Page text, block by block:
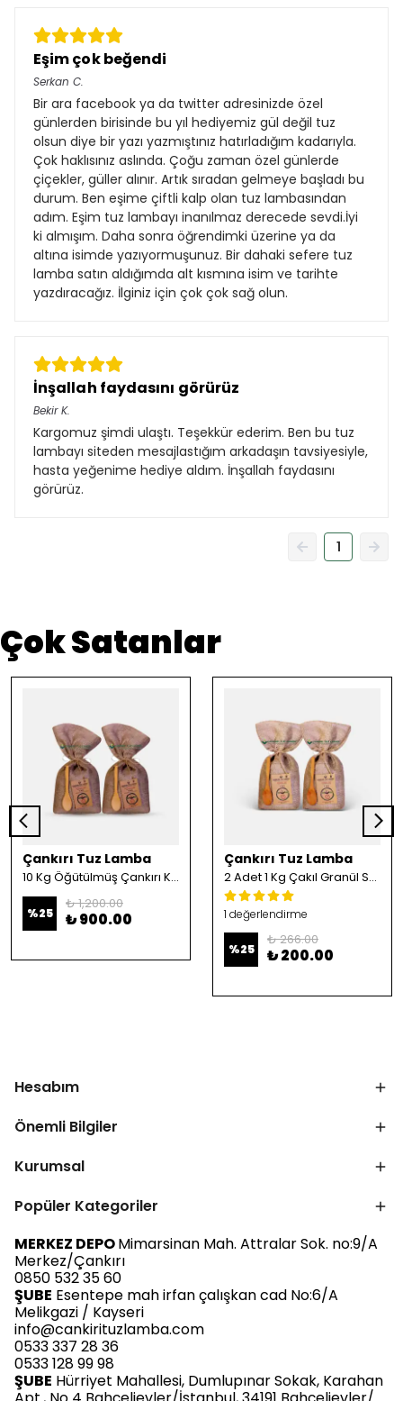
Eşim çok beğendi
Serkan C.
Bir ara facebook ya da twitter adresinizde özel
günlerden birisinde bu yıl hediyemiz gül değil tuz
olsun diye bir yazı yazmıştınız hatırladığım kadarıyla.
Çok haklısınız aslında. Çoğu zaman özel günlerde
çiçekler, güller alınır. Artık sıradan gelmeye başladı bu
durum. Ben eşime çiftli kalp olan tuz lambasından
adım. Eşim tuz lambayı inanılmaz derecede sevdi.İyi
ki almışım. Daha sonra öğrendimki üzerine ya da
altına isimde yazıyormuşunuz. Bir dahaki sefere tuz
lamba satın aldığımda alt kısmına isim ve tarihte
yazdıracağız. İlginiz için çok çok sağ olun.
İnşallah faydasını görürüz
Bekir K.
Kargomuz şimdi ulaştı. Teşekkür ederim. Ben bu tuz
lambayı siteden mesajlastığım arkadaşın tavsiyesiyle,
hasta yeğenime hediye aldım. İnşallah faydasını
görürüz.
1
Çok Satanlar
Çankırı Tuz Lamba
10 Kg Öğütülmüş Çankırı Kristal Kaya Tuzu
%25
₺ 1,200.00
₺ 900.00
Çankırı Tuz Lamba
2 Adet 1 Kg Çakıl Granül Sofrada Öğütme Tuzu
1 değerlendirme
%25
₺ 266.00
₺ 200.00
Hesabım
Önemli Bilgiler
Kurumsal
Popüler Kategoriler
MERKEZ DEPOMimarsinan Mah. Attralar Sok. no:9/A
Merkez/Çankırı
0850 532 35 60
ŞUBE Esentepe mah irfan çalışkan cad No:6/A
Melikgazi / Kayseri
info@cankirituzlamba.com
0533 337 28 36
0533 128 99 98
ŞUBE Hürriyet Mahallesi, Dumlupınar Sokak, Karahan